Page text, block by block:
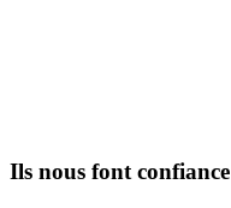
Ils nous font confiance